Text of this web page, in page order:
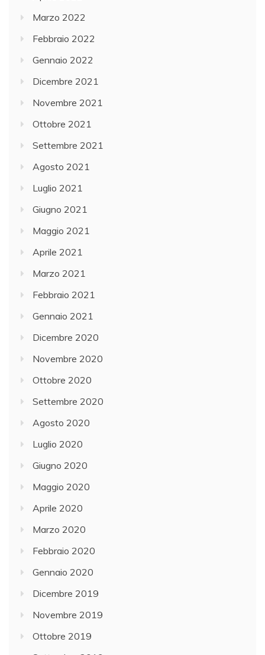
Marzo 2022
Febbraio 2022
Gennaio 2022
Dicembre 2021
Novembre 2021
Ottobre 2021
Settembre 2021
Agosto 2021
Luglio 2021
Giugno 2021
Maggio 2021
Aprile 2021
Marzo 2021
Febbraio 2021
Gennaio 2021
Dicembre 2020
Novembre 2020
Ottobre 2020
Settembre 2020
Agosto 2020
Luglio 2020
Giugno 2020
Maggio 2020
Aprile 2020
Marzo 2020
Febbraio 2020
Gennaio 2020
Dicembre 2019
Novembre 2019
Ottobre 2019